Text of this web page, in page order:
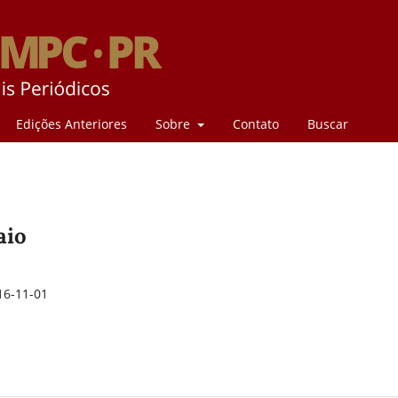
Edições Anteriores Sobre Contato Buscar
11-01